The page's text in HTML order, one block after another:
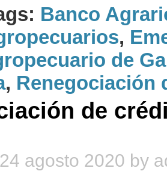
Banco
,
de
, Renegociación
de
agosto 2020 by